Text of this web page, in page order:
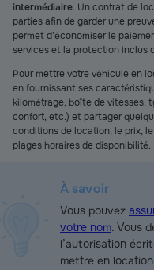
intermédiaire. Un contrat de
parties afin de garder une
permet d’économiser le
services et la protection inclus
Pour mettre votre véhicule en
en fournissant ses
kilométrage, boîte de vitesses,
confort, etc.) et partager
conditions de location, le prix,
plages horaires de disponibilité.
À savoir
Vous pouvez
votre nom. Vous
l’autorisation
mettre en